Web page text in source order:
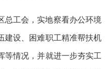
总工会，实地察看办公环境
建设、困难职工精准帮扶机
等情况，并就进一步夯实工